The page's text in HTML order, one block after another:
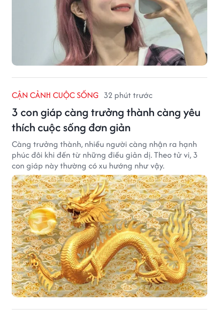
CẬN CẢNH CUỘC SỐNG 32 phút trước
3 con giáp càng trưởng thành càng yêu
thích cuộc sống đơn giản
Càng trưởng thành, nhiều người càng nhận ra hạnh
phúc đôi khi đến từ những điều giản dị. Theo tử vi, 3
con giáp này thường có xu hướng như vậy.